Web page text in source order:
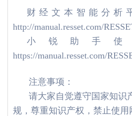
财经文本智能分析
http://manual.resset.com/
小锐助手使
https://manual.resset.com/
注意事项：
请大家自觉遵守国家知识
规，尊重知识产权，禁止使